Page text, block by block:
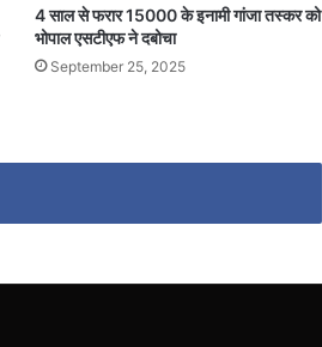
4 साल से फरार 15000 के इनामी गांजा तस्कर को
भोपाल एसटीएफ ने दबोचा
September 25, 2025